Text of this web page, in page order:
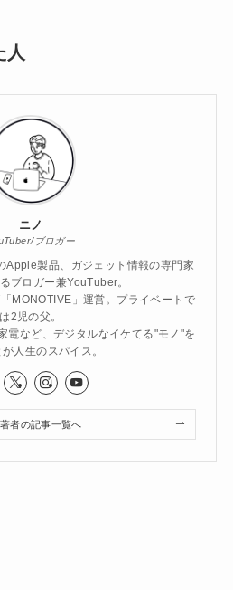
人
ニノ
ブロガー
製品、ガジェット情報の専門家
ブロガー兼YouTuber。
MONOTIVE」運営。プライベートで
は2児の父。
電など、デジタルなイケてる"モノ"を
人生のスパイス。
著者の記事一覧へ